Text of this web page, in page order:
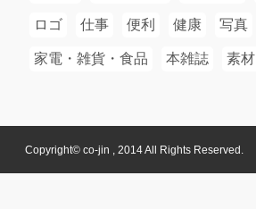
ロゴ 仕事 便利 健康 写真
家電・雑貨・食品 本雑誌 素材
Copyright© co-jin , 2014 All Rights Reserved.